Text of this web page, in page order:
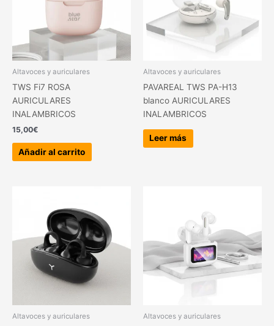
Altavoces y auriculares
TWS Fi7 ROSA
AURICULARES
INALAMBRICOS
15,00€
Añadir al carrito
Altavoces y auriculares
PAVAREAL TWS PA-H13
blanco AURICULARES
INALAMBRICOS
Leer más
Altavoces y auriculares Altavoces y auriculares